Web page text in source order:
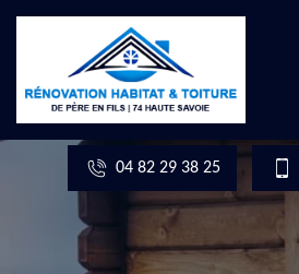
04 82 29 38 25